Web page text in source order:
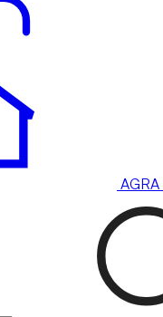
AGRA